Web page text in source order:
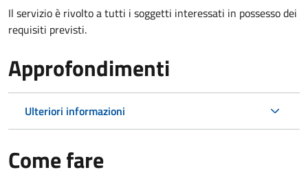
Il servizio è rivolto a tutti i soggetti interessati in possesso dei
requisiti previsti.
Approfondimenti
Ulteriori informazioni
Come fare